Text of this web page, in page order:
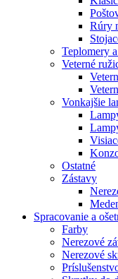
Rúry
Teplomery
Veterné
Vonkajšie
Ostatné
Zástavy
Spracovanie a
Farby
Nerezové
Nerezové